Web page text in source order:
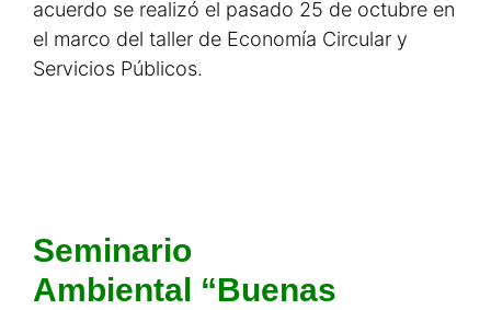
acuerdo se realizó el pasado 25 de octubre en
el marco del taller de Economía Circular y
Servicios Públicos.
Seminario
Ambiental “Buenas